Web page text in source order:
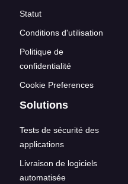
Statut
Conditions d'utilisation
Politique de
confidentialité
Cookie Preferences
Solutions
Tests de sécurité des
applications
Livraison de logiciels
automatisée